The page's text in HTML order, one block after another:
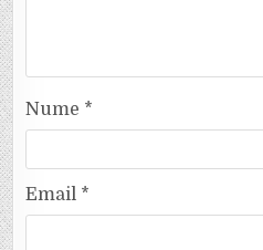
Nume *
Email *